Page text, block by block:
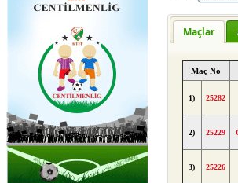
Maçlar
Maç No
1) 25282
2) 25229
3) 25226